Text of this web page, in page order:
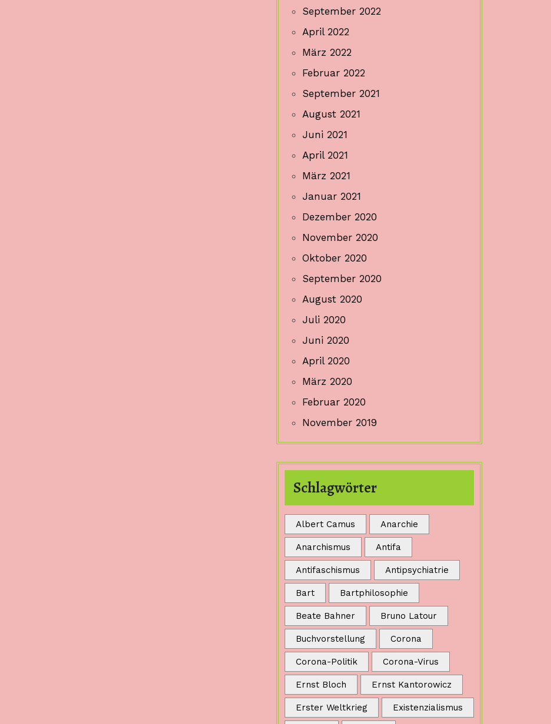
September 2022
April 2022
März 2022
Februar 2022
September 2021
August 2021
Juni 2021
April 2021
März 2021
Januar 2021
Dezember 2020
November 2020
Oktober 2020
September 2020
August 2020
Juli 2020
Juni 2020
April 2020
März 2020
Februar 2020
November 2019
Schlagwörter
Albert Camus Anarchie
Anarchismus Antifa
Antifaschismus Antipsychiatrie
Bart Bartphilosophie
Beate Bahner Bruno Latour
Buchvorstellung Corona
Corona-Politik Corona-Virus
Ernst Bloch Ernst Kantorowicz
Erster Weltkrieg Existenzialismus